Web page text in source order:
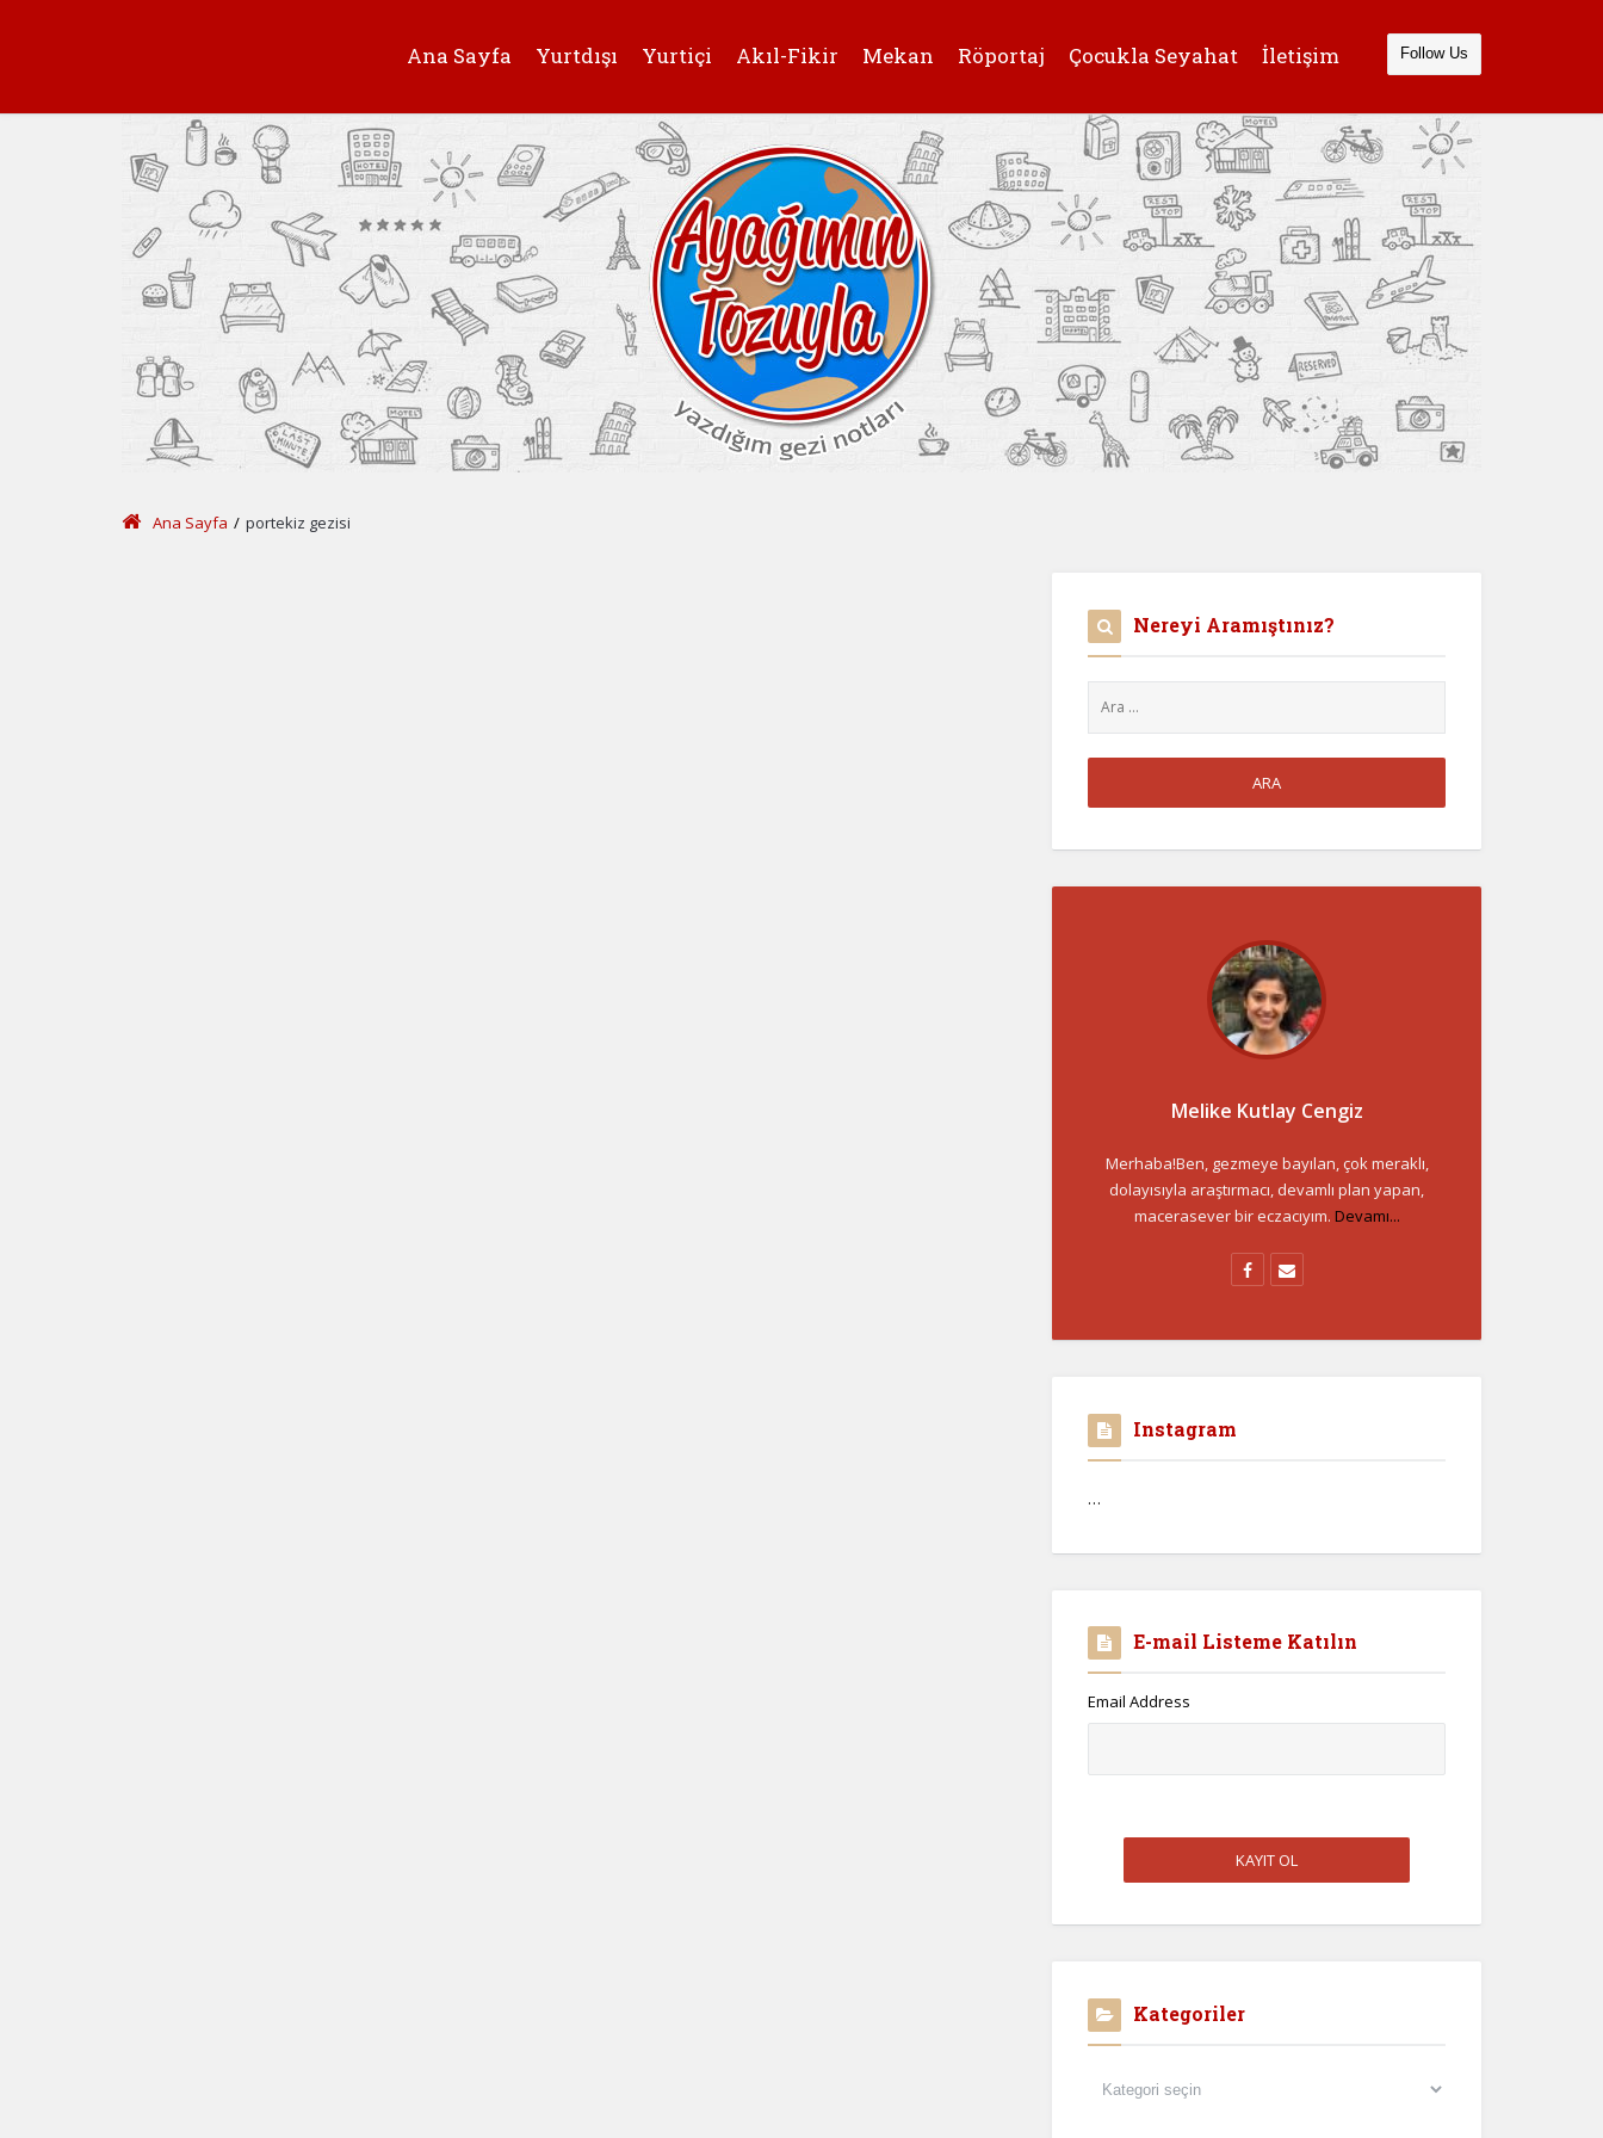
Follow Us
Ana Sayfa Yurtdışı Yurtiçi Akıl-Fikir Mekan Röportaj Çocukla Seyahat İletişim
Ana Sayfa / portekiz gezisi
Nereyi Aramıştınız?
Melike Kutlay Cengiz
Merhaba!Ben, gezmeye bayılan, çok meraklı,
dolayısıyla araştırmacı, devamlı plan yapan,
macerasever bir eczacıyım. Devamı...
Instagram
…
E-mail Listeme Katılın
Email Address
Kategoriler
Kategoriler